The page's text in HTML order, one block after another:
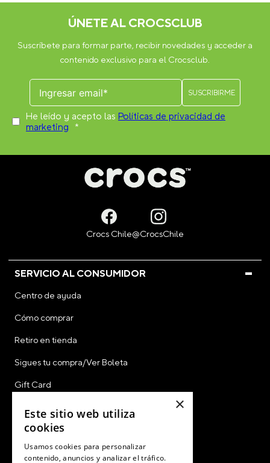
ÚNETE AL CROCSCLUB
Suscríbete para formar parte, recibir novedades y acceder a
contenido exclusivo para el Crocsclub.
He leído y acepto las Políticas de privacidad de
marketing *
SERVICIO AL CONSUMIDOR
Centro de ayuda
Cómo comprar
Retiro en tienda
Sigues tu compra/Ver Boleta
Gift Card
CyberDay
CyberMonday
Ver Boleta / Ticket de Cambio
×
Este sitio web utiliza
cookies
Usamos cookies para personalizar
contenido, anuncios y analizar el tráfico.